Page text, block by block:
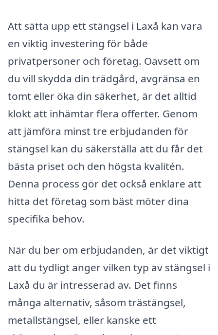
Att sätta upp ett stängsel i Laxå kan vara
en viktig investering för både
privatpersoner och företag. Oavsett om
du vill skydda din trädgård, avgränsa en
tomt eller öka din säkerhet, är det alltid
klokt att inhämtar flera offerter. Genom
att jämföra minst tre erbjudanden för
stängsel kan du säkerställa att du får det
bästa priset och den högsta kvalitén.
Denna process gör det också enklare att
hitta det företag som bäst möter dina
specifika behov.
När du ber om erbjudanden, är det viktigt
att du tydligt anger vilken typ av stängsel i
Laxå du är intresserad av. Det finns
många alternativ, såsom trästängsel,
metallstängsel, eller kanske ett